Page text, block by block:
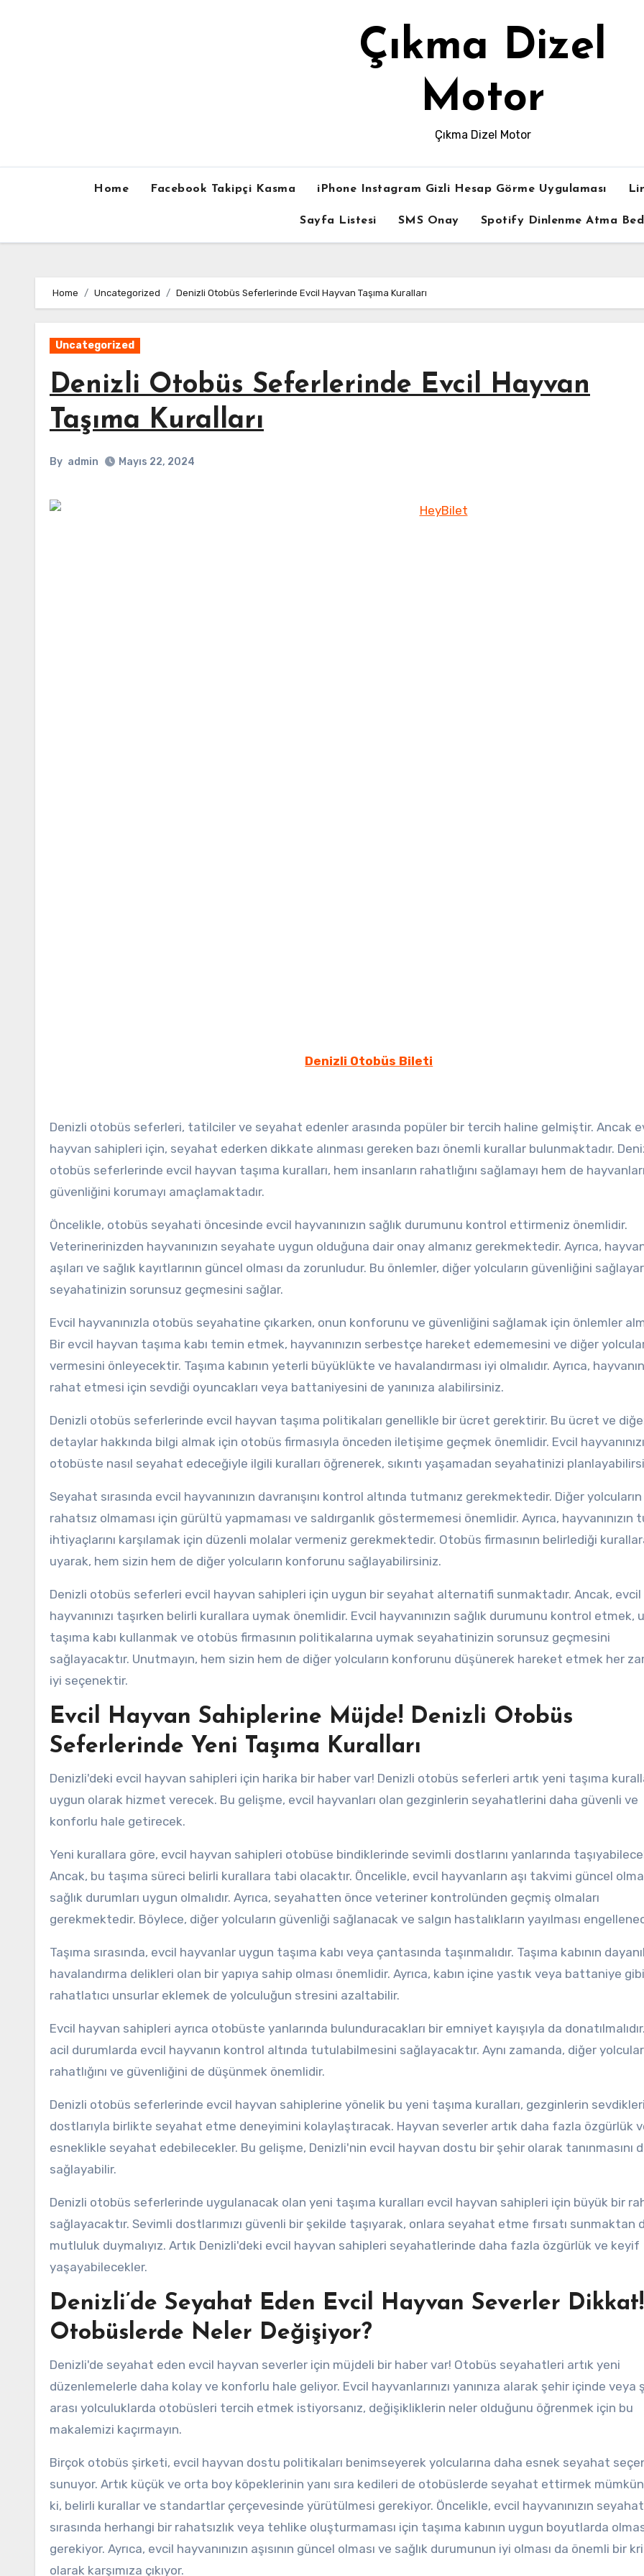
Çıkma Dizel
Motor
Çıkma Dizel Motor
Home Facebook Takipçi Kasma iPhone Instagram Gizli Hesap Görme Uygulaması
Sayfa Listesi SMS Onay Spotify Dinlenme Atma
Home Uncategorized Denizli Otobüs Seferlerinde Evcil Hayvan Taşıma Kuralları
Uncategorized
Denizli Otobüs Seferlerinde Evcil Hayvan
Taşıma Kuralları
By admin Mayıs 22, 2024
Denizli Otobüs Bileti
Denizli otobüs seferleri, tatilciler ve seyahat edenler arasında popüler bir tercih haline gelmiştir. Ancak
hayvan sahipleri için, seyahat ederken dikkate alınması gereken bazı önemli kurallar bulunmaktadır.
otobüs seferlerinde evcil hayvan taşıma kuralları, hem insanların rahatlığını sağlamayı hem de
güvenliğini korumayı amaçlamaktadır.
Öncelikle, otobüs seyahati öncesinde evcil hayvanınızın sağlık durumunu kontrol ettirmeniz önemlidir.
Veterinerinizden hayvanınızın seyahate uygun olduğuna dair onay almanız gerekmektedir. Ayrıca,
aşıları ve sağlık kayıtlarının güncel olması da zorunludur. Bu önlemler, diğer yolcuların güvenliğini
seyahatinizin sorunsuz geçmesini sağlar.
Evcil hayvanınızla otobüs seyahatine çıkarken, onun konforunu ve güvenliğini sağlamak için önlemler
Bir evcil hayvan taşıma kabı temin etmek, hayvanınızın serbestçe hareket edememesini ve diğer
vermesini önleyecektir. Taşıma kabının yeterli büyüklükte ve havalandırması iyi olmalıdır. Ayrıca,
rahat etmesi için sevdiği oyuncakları veya battaniyesini de yanınıza alabilirsiniz.
Denizli otobüs seferlerinde evcil hayvan taşıma politikaları genellikle bir ücret gerektirir. Bu ücret ve
detaylar hakkında bilgi almak için otobüs firmasıyla önceden iletişime geçmek önemlidir. Evcil
otobüste nasıl seyahat edeceğiyle ilgili kuralları öğrenerek, sıkıntı yaşamadan seyahatinizi
Seyahat sırasında evcil hayvanınızın davranışını kontrol altında tutmanız gerekmektedir. Diğer yolcuların
rahatsız olmaması için gürültü yapmaması ve saldırganlık göstermemesi önemlidir. Ayrıca, hayvanınızın
ihtiyaçlarını karşılamak için düzenli molalar vermeniz gerekmektedir. Otobüs firmasının belirlediği
uyarak, hem sizin hem de diğer yolcuların konforunu sağlayabilirsiniz.
Denizli otobüs seferleri evcil hayvan sahipleri için uygun bir seyahat alternatifi sunmaktadır. Ancak, evcil
hayvanınızı taşırken belirli kurallara uymak önemlidir. Evcil hayvanınızın sağlık durumunu kontrol etmek,
taşıma kabı kullanmak ve otobüs firmasının politikalarına uymak seyahatinizin sorunsuz geçmesini
sağlayacaktır. Unutmayın, hem sizin hem de diğer yolcuların konforunu düşünerek hareket etmek her
iyi seçenektir.
Evcil Hayvan Sahiplerine Müjde! Denizli Otobüs
Seferlerinde Yeni Taşıma Kuralları
Denizli'deki evcil hayvan sahipleri için harika bir haber var! Denizli otobüs seferleri artık yeni taşıma
uygun olarak hizmet verecek. Bu gelişme, evcil hayvanları olan gezginlerin seyahatlerini daha güvenli ve
konforlu hale getirecek.
Yeni kurallara göre, evcil hayvan sahipleri otobüse bindiklerinde sevimli dostlarını yanlarında
Ancak, bu taşıma süreci belirli kurallara tabi olacaktır. Öncelikle, evcil hayvanların aşı takvimi güncel
sağlık durumları uygun olmalıdır. Ayrıca, seyahatten önce veteriner kontrolünden geçmiş olmaları
gerekmektedir. Böylece, diğer yolcuların güvenliği sağlanacak ve salgın hastalıkların yayılması
Taşıma sırasında, evcil hayvanlar uygun taşıma kabı veya çantasında taşınmalıdır. Taşıma kabının
havalandırma delikleri olan bir yapıya sahip olması önemlidir. Ayrıca, kabın içine yastık veya battaniye gibi
rahatlatıcı unsurlar eklemek de yolculuğun stresini azaltabilir.
Evcil hayvan sahipleri ayrıca otobüste yanlarında bulunduracakları bir emniyet kayışıyla da
acil durumlarda evcil hayvanın kontrol altında tutulabilmesini sağlayacaktır. Aynı zamanda, diğer
rahatlığını ve güvenliğini de düşünmek önemlidir.
Denizli otobüs seferlerinde evcil hayvan sahiplerine yönelik bu yeni taşıma kuralları, gezginlerin sevdikleri
dostlarıyla birlikte seyahat etme deneyimini kolaylaştıracak. Hayvan severler artık daha fazla özgürlük
esneklikle seyahat edebilecekler. Bu gelişme, Denizli'nin evcil hayvan dostu bir şehir olarak tanınmasını
sağlayabilir.
Denizli otobüs seferlerinde uygulanacak olan yeni taşıma kuralları evcil hayvan sahipleri için büyük bir
sağlayacaktır. Sevimli dostlarımızı güvenli bir şekilde taşıyarak, onlara seyahat etme fırsatı sunmaktan
mutluluk duymalıyız. Artık Denizli'deki evcil hayvan sahipleri seyahatlerinde daha fazla özgürlük ve keyif
yaşayabilecekler.
Denizli’de Seyahat Eden Evcil Hayvan Severler Dikkat!
Otobüslerde Neler Değişiyor?
Denizli'de seyahat eden evcil hayvan severler için müjdeli bir haber var! Otobüs seyahatleri artık yeni
düzenlemelerle daha kolay ve konforlu hale geliyor. Evcil hayvanlarınızı yanınıza alarak şehir içinde veya
arası yolculuklarda otobüsleri tercih etmek istiyorsanız, değişikliklerin neler olduğunu öğrenmek için bu
makalemizi kaçırmayın.
Birçok otobüs şirketi, evcil hayvan dostu politikaları benimseyerek yolcularına daha esnek seyahat
sunuyor. Artık küçük ve orta boy köpeklerinin yanı sıra kedileri de otobüslerde seyahat ettirmek
ki, belirli kurallar ve standartlar çerçevesinde yürütülmesi gerekiyor. Öncelikle, evcil hayvanınızın
sırasında herhangi bir rahatsızlık veya tehlike oluşturmaması için taşıma kabının uygun boyutlarda
gerekiyor. Ayrıca, evcil hayvanınızın aşısının güncel olması ve sağlık durumunun iyi olması da önemli bir
olarak karşımıza çıkıyor.